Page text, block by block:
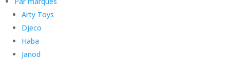
Arty Toys
Djeco
Haba
Janod